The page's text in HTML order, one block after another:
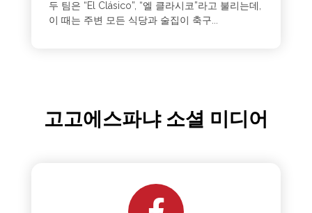
두 팀은 “El Clásico”, “엘 클라시코”라고 불리는데,
이 때는 주변 모든 식당과 술집이 축구...
고고에스파냐 소셜 미디어